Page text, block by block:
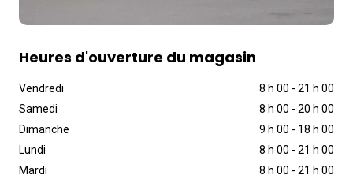
Heures d'ouverture du magasin
Vendredi 8 h 00 - 21 h 00
Samedi
8 h 00 - 20 h 00
Dimanche
9 h 00 - 18 h 00
Lundi
8 h 00 - 21 h 00
Mardi
8 h 00 - 21 h 00